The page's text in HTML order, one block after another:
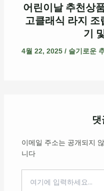
어린이날 추천상
고클래식 라지
기
4월 22, 2025 / 슬기로운
이메일 주소는 공개되지
니다